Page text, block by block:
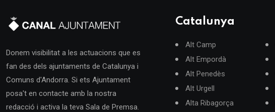
Donem visibilitat a les actuacions que es
fan des dels ajuntaments de Catalunya i
Comuns d'Andorra. Si ets Ajuntament
posa't en contacte amb la nostra
redacció i activa la teva Sala de Premsa.
Catalunya
Alt Camp
Alt Empordà
Alt Penedès
Alt Urgell
Alta Ribagorça